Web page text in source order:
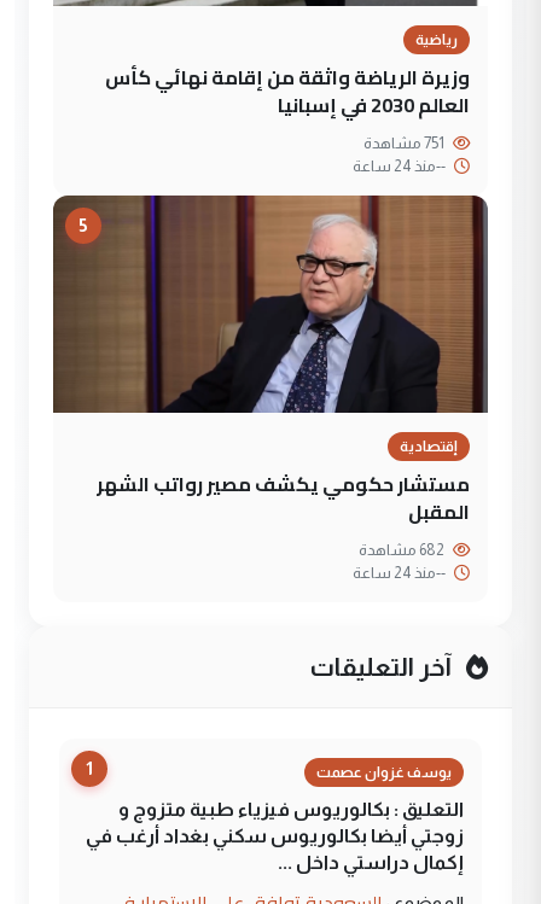
رياضية
وزيرة الرياضة واثقة من إقامة نهائي كأس
العالم 2030 في إسبانيا
--منذ 24 ساعة
5
إقتصادية
مستشار حكومي يكشف مصير رواتب الشهر
المقبل
--منذ 24 ساعة
آخر التعليقات
1 يوسف غزوان عصمت
التعليق : بكالوريوس فيزياء طبية متزوج و
زوجتي أيضا بكالوريوس سكني بغداد أرغب في
إكمال دراستي داخل ...